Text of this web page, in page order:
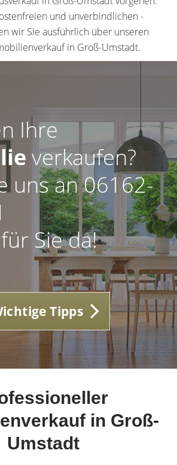
und unverbindlichen -
wir Sie ausführlich über unseren
in Groß-Umstadt.
Ihre
verkaufen?
uns an 06162-
Sie da!
Tipps
in Groß-
Umstadt